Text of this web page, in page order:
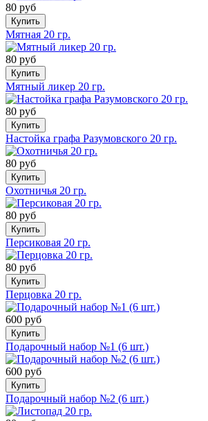
80 руб
Купить
Мятная 20 гр.
80 руб
Купить
Мятный ликер 20 гр.
80 руб
Купить
Настойка графа Разумовского 20 гр.
80 руб
Купить
Охотничья 20 гр.
80 руб
Купить
Персиковая 20 гр.
80 руб
Купить
Перцовка 20 гр.
600 руб
Купить
Подарочный набор №1 (6 шт.)
600 руб
Купить
Подарочный набор №2 (6 шт.)